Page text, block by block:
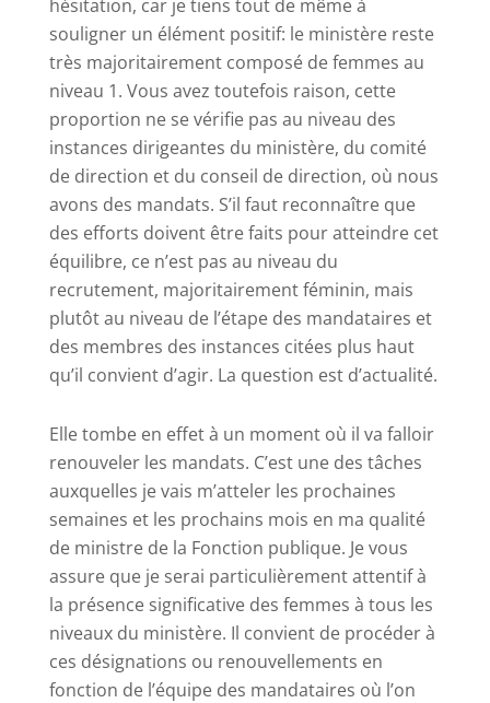
hésitation, car je tiens tout de même à
souligner un élément positif: le ministère reste
très majoritairement composé de femmes au
niveau 1. Vous avez toutefois raison, cette
proportion ne se vérifie pas au niveau des
instances dirigeantes du ministère, du comité
de direction et du conseil de direction, où nous
avons des mandats. S’il faut reconnaître que
des efforts doivent être faits pour atteindre cet
équilibre, ce n’est pas au niveau du
recrutement, majoritairement féminin, mais
plutôt au niveau de l’étape des mandataires et
des membres des instances citées plus haut
qu’il convient d’agir. La question est d’actualité.
Elle tombe en effet à un moment où il va falloir
renouveler les mandats. C’est une des tâches
auxquelles je vais m’atteler les prochaines
semaines et les prochains mois en ma qualité
de ministre de la Fonction publique. Je vous
assure que je serai particulièrement attentif à
la présence significative des femmes à tous les
niveaux du ministère. Il convient de procéder à
ces désignations ou renouvellements en
fonction de l’équipe des mandataires où l’on